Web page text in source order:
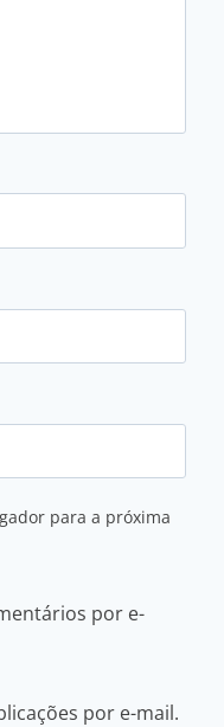
para a próxima
por e-
por e-mail.